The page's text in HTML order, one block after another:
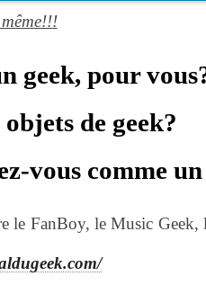
geek, pour
de geek?
vous comme
le FanBoy, le Music Geek,